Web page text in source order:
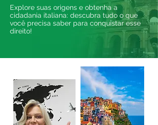
Explore suas origens e obtenha a
cidadania italiana: descubra tudo o que
você precisa saber para conquistar esse
direito!